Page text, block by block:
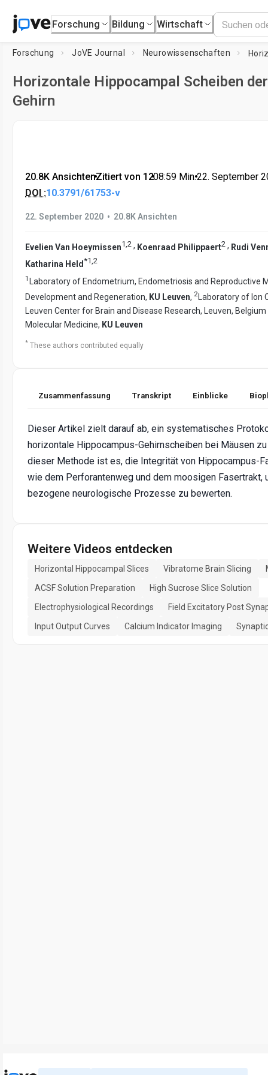
Forschung Bildung Wirtschaft
Forschung JoVE Journal Neurowissenschaften
Horizontale Hippocampal Scheiben
Gehirn
20.8K Ansichten•Zitiert von 12•08:59 Min.•22. September
DOI :10.3791/61753-v
22. September 2020 • 20.8K Ansichten
Evelien Van Hoeymissen1,2 , Koenraad Philippaert2 , Rudi
Katharina Held*1 2
1
Laboratory of Endometrium, Endometriosis and Reproductive
Development and Regeneration, KU Leuven, 2 Laboratory of Ion
Leuven Center for Brain and Disease Research, Leuven,
Molecular Medicine, KU Leuven
* These authors contributed equally
Zusammenfassung Transkript Einblicke
Dieser Artikel zielt darauf ab, ein systematisches
horizontale Hippocampus-Gehirnscheiben bei Mäusen
dieser Methode ist es, die Integrität von Hippocampus-
wie dem Perforantenweg und dem moosigen Fasertrakt,
bezogene neurologische Prozesse zu bewerten.
Weitere Videos entdecken
Horizontal Hippocampal Slices Vibratome Brain Slicing
ACSF Solution Preparation
High Sucrose Slice Solution
Electrophysiological Recordings
Field Excitatory Post
Input Output Curves
Calcium Indicator Imaging